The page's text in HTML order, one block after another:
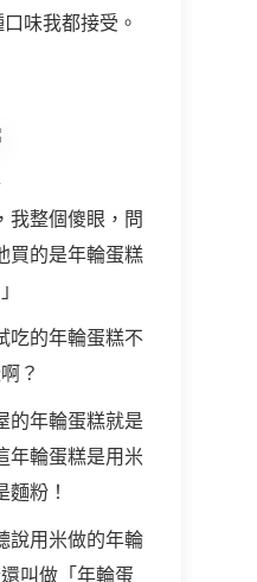
味我都接受。
我整個傻眼，問
買的是年輪蛋糕
吃的年輪蛋糕不
？
的年輪蛋糕就是
年輪蛋糕是用米
麵粉！
說用米做的年輪
叫做「年輪蛋